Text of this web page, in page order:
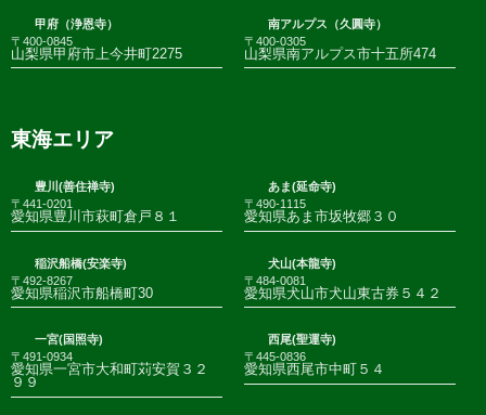
甲府（浄恩寺）
〒400-0845
山梨県甲府市上今井町2275
南アルプス（久圓寺）
〒400-0305
山梨県南アルプス市十五所474
東海エリア
豊川(善住禅寺)
〒441-0201
愛知県豊川市萩町倉戸８１
あま(延命寺)
〒490-1115
愛知県あま市坂牧郷３０
稲沢船橋(安楽寺)
〒492-8267
愛知県稲沢市船橋町30
犬山(本龍寺)
〒484-0081
愛知県犬山市犬山東古券５４２
一宮(国照寺)
〒491-0934
愛知県一宮市大和町苅安賀３２
９９
西尾(聖運寺)
〒445-0836
愛知県西尾市中町５４